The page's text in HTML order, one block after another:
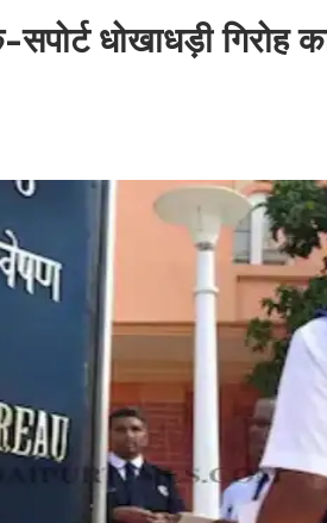
धोखाधड़ी गिरोह